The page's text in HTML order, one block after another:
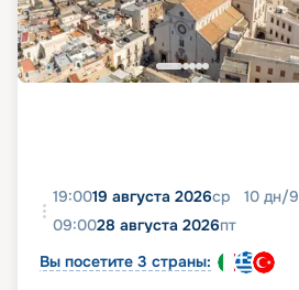
19:0019 августа 2026ср 10 дн/9
09:0028 августа 2026пт
Вы посетите 3 страны: